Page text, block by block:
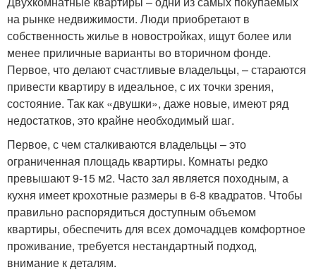
на рынке недвижимости. Люди приобретают в
собственность жилье в новостройках, ищут более или
менее приличные варианты во вторичном фонде.
Первое, что делают счастливые владельцы, – стараются
привести квартиру в идеальное, с их точки зрения,
состояние. Так как «двушки», даже новые, имеют ряд
недостатков, это крайне необходимый шаг.
Первое, с чем сталкиваются владельцы – это
ограниченная площадь квартиры. Комнаты редко
превышают 9-15 м2. Часто зал является походным, а
кухня имеет крохотные размеры в 6-8 квадратов. Чтобы
правильно распорядиться доступным объемом
квартиры, обеспечить для всех домочадцев комфортное
проживание, требуется нестандартный подход,
внимание к деталям.